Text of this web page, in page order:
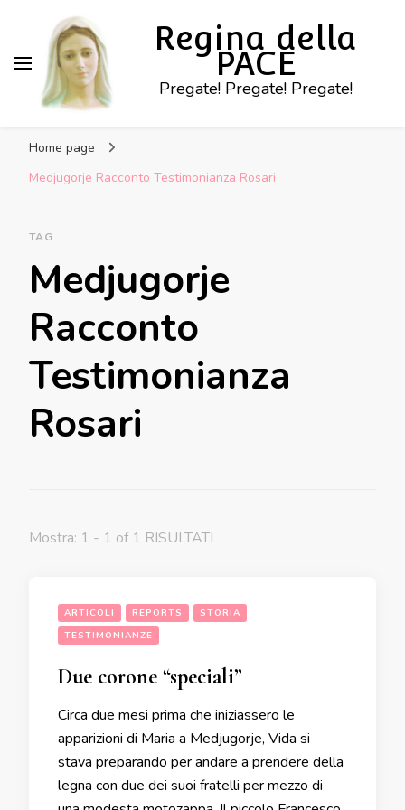
Regina della
PACE
Pregate! Pregate! Pregate!
Home page
Medjugorje Racconto Testimonianza Rosari
TAG
Medjugorje
Racconto
Testimonianza
Rosari
Mostra: 1 - 1 of 1 RISULTATI
ARTICOLI REPORTS
STORIA
TESTIMONIANZE
Due corone “speciali”
Circa due mesi prima che iniziassero le
apparizioni di Maria a Medjugorje, Vida si
stava preparando per andare a prendere della
legna con due dei suoi fratelli per mezzo di